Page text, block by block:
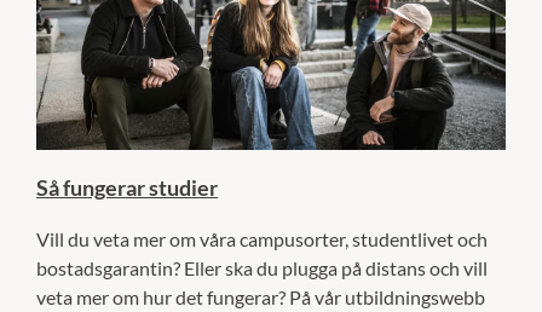
Så fungerar studier
Vill du veta mer om våra campusorter, studentlivet och
bostadsgarantin? Eller ska du plugga på distans och vill
veta mer om hur det fungerar? På vår utbildningswebb